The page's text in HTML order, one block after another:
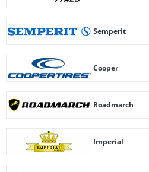
Semperit
Cooper
Roadmarch
Imperial